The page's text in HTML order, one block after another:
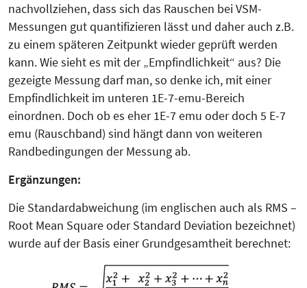
nachvollziehen, dass sich das Rauschen bei VSM-
Messungen gut quantifizieren lässt und daher auch z.B.
zu einem späteren Zeitpunkt wieder geprüft werden
kann. Wie sieht es mit der „Empfindlichkeit“ aus? Die
gezeigte Messung darf man, so denke ich, mit einer
Empfindlichkeit im unteren 1E-7-emu-Bereich
einordnen. Doch ob es eher 1E-7 emu oder doch 5 E-7
emu (Rauschband) sind hängt dann von weiteren
Randbedingungen der Messung ab.
Ergänzungen:
Die Standardabweichung (im englischen auch als RMS –
Root Mean Square oder Standard Deviation bezeichnet)
wurde auf der Basis einer Grundgesamtheit berechnet: